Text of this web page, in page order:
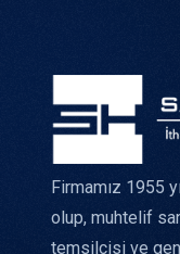
Firmamız 1955
olup, muhtelif
temsilcisi ve